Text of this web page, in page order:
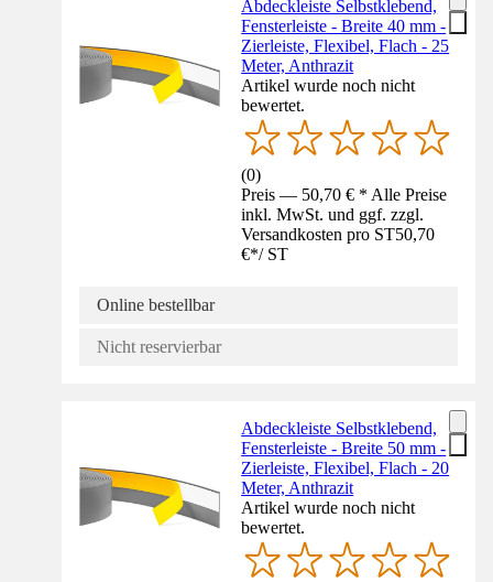
Abdeckleiste Selbstklebend,
Fensterleiste - Breite 40 mm -
Zierleiste, Flexibel, Flach - 25
Meter, Anthrazit
Artikel wurde noch nicht
bewertet.
(0)
Preis — 50,70 € * Alle Preise
inkl. MwSt. und ggf. zzgl.
Versandkosten pro ST50,70
€*/ ST
Online bestellbar
Nicht reservierbar
Abdeckleiste Selbstklebend,
Fensterleiste - Breite 50 mm -
Zierleiste, Flexibel, Flach - 20
Meter, Anthrazit
Artikel wurde noch nicht
bewertet.